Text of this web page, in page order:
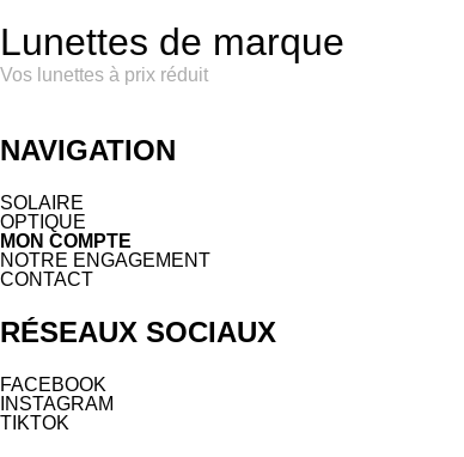
Lunettes de marque
Vos lunettes à prix réduit
NAVIGATION
SOLAIRE
OPTIQUE
MON COMPTE
NOTRE ENGAGEMENT
CONTACT
RÉSEAUX SOCIAUX
FACEBOOK
INSTAGRAM
TIKTOK